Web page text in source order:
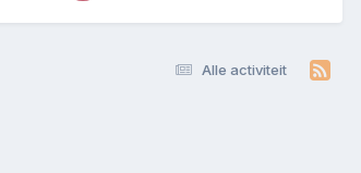
Alle activiteit